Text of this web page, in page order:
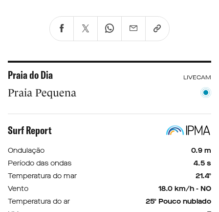
Praia do Dia LIVECAM
Praia Pequena
Surf Report
Ondulação
0.9 m
Período das ondas
4.5 s
Temperatura do mar
21.4º
Vento
18.0 km/h - NO
Temperatura do ar
25º Pouco nublado